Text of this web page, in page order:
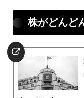
株がどんど